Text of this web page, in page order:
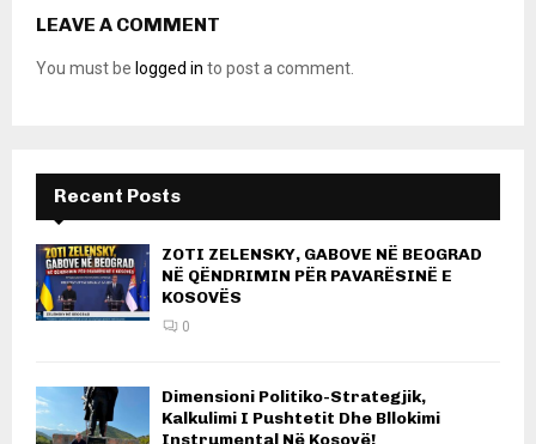
LEAVE A COMMENT
You must be logged in to post a comment.
Recent Posts
ZOTI ZELENSKY, GABOVE NË BEOGRAD
NË QËNDRIMIN PËR PAVARËSINË E
KOSOVËS
0
Dimensioni Politiko-Strategjik,
Kalkulimi I Pushtetit Dhe Bllokimi